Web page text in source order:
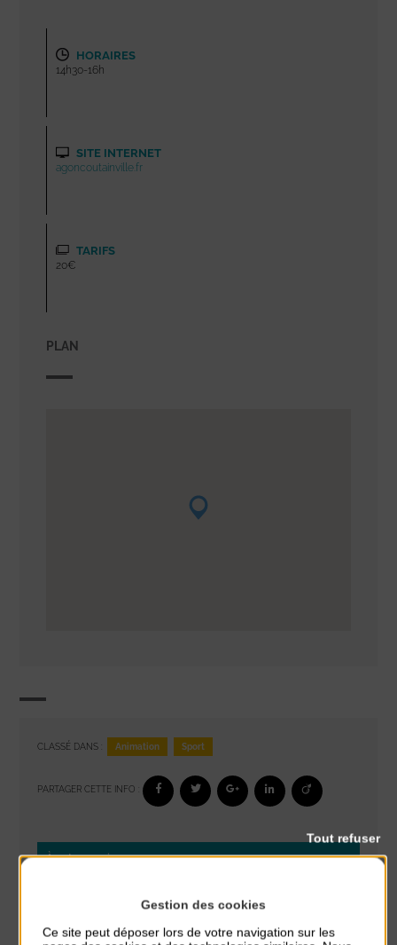
HORAIRES
14h30-16h
SITE INTERNET
agoncoutainville.fr
TARIFS
20€
PLAN
CLASSÉ DANS : Animation Sport
PARTAGER CETTE INFO :
À noter aussi
Place du Général de Gaulle
Gestion des cookies
Ce site peut déposer lors de votre navigation sur les
Tout refuser